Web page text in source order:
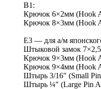
B1:
Крючок 6×2мм (Hook
Крючок 8×3мм (Hook
Е3 — для а/м
Штыковой замок
Крючок 9×3мм (Hook
Крючок 9×4мм (Hook
Штырь 3/16" (Small
Штырь ¼" (Large Pin